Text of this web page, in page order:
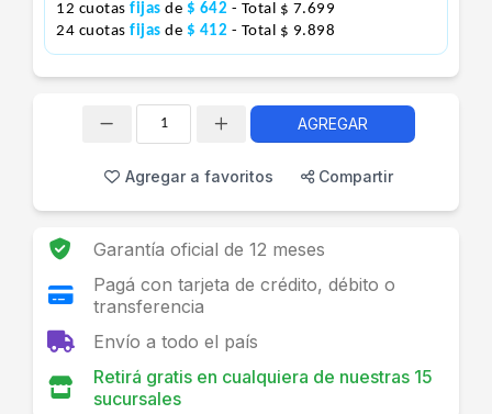
12 cuotas fijas de $ 642 - Total $ 7.699
24 cuotas fijas de $ 412 - Total $ 9.898
AGREGAR
Agregar a favoritos Compartir
Garantía oficial de 12 meses
Pagá con tarjeta de crédito, débito o
transferencia
Envío a todo el país
Retirá gratis en cualquiera de nuestras 15
sucursales